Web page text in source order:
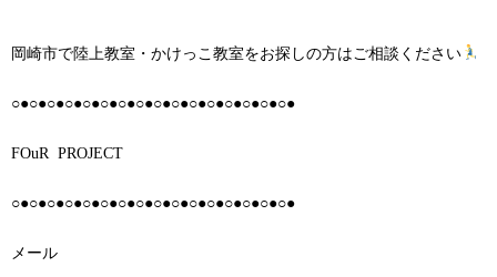
岡崎市で陸上教室・かけっこ教室をお探しの方はご相談ください
○●○●○●○●○●○●○●○●○●○●○●○●○●○●○●○●
FOuR PROJECT
○●○●○●○●○●○●○●○●○●○●○●○●○●○●○●○●
メール